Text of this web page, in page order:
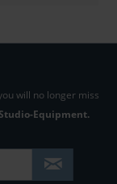
will no longer miss
Equipment.